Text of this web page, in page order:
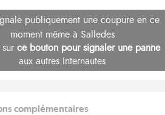
publiquement une coupure en ce
moment même à Salledes
ce bouton pour signaler une panne
aux autres Internautes
complémentaires